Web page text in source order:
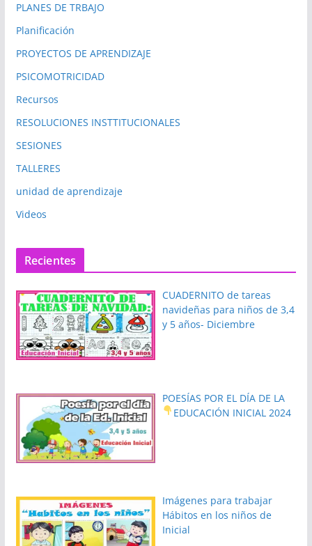
PLANES DE TRBAJO
Planificación
PROYECTOS DE APRENDIZAJE
PSICOMOTRICIDAD
Recursos
RESOLUCIONES INSTTITUCIONALES
SESIONES
TALLERES
unidad de aprendizaje
Videos
Recientes
CUADERNITO de tareas
navideñas para niños de 3,4
y 5 años- Diciembre
POESÍAS POR EL DÍA DE LA
EDUCACIÓN INICIAL 2024
Imágenes para trabajar
Hábitos en los niños de
Inicial